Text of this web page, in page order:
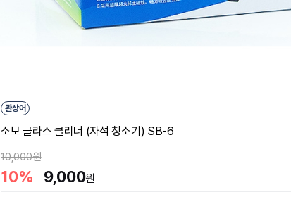
관상어
소보 글라스 클리너 (자석 청소기) SB-6
10,000원
10% 9,000원